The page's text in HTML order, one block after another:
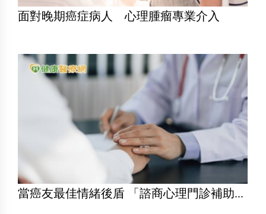
面對晚期癌症病人 心理腫瘤專業介入
當癌友最佳情緒後盾 「諮商心理門診補助...